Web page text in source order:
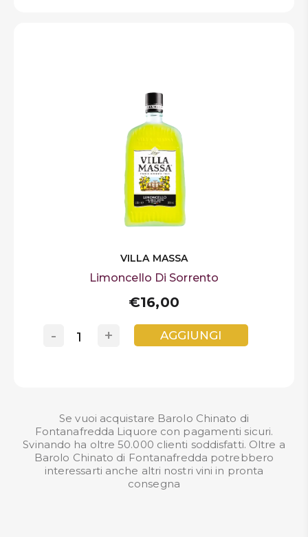
VILLA MASSA
Limoncello Di Sorrento
€16,00
+
- AGGIUNGI
Se vuoi acquistare Barolo Chinato di
Fontanafredda Liquore con pagamenti sicuri.
Svinando ha oltre 50.000 clienti soddisfatti. Oltre a
Barolo Chinato di Fontanafredda potrebbero
interessarti anche altri nostri vini in pronta
consegna